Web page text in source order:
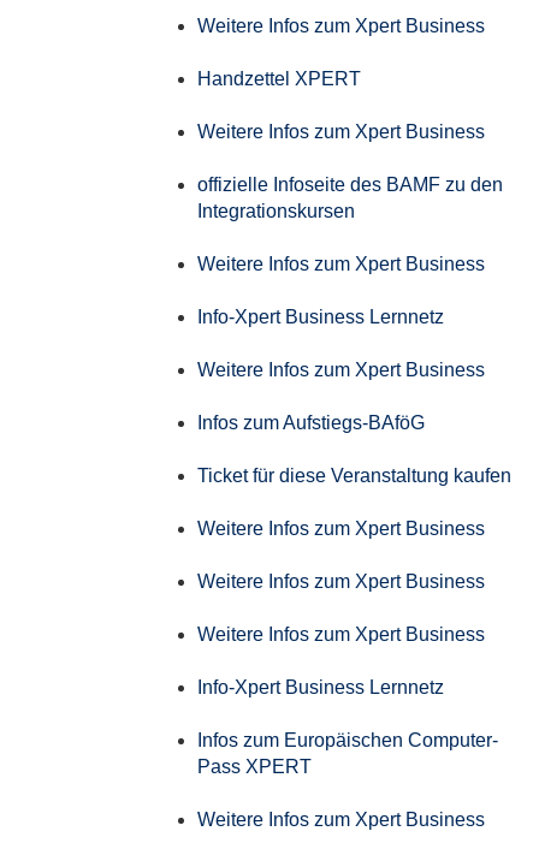
Weitere Infos zum Xpert Business
Handzettel XPERT
Weitere Infos zum Xpert Business
offizielle Infoseite des BAMF zu den
Integrationskursen
Weitere Infos zum Xpert Business
Info-Xpert Business Lernnetz
Weitere Infos zum Xpert Business
Infos zum Aufstiegs-BAföG
Ticket für diese Veranstaltung kaufen
Weitere Infos zum Xpert Business
Weitere Infos zum Xpert Business
Weitere Infos zum Xpert Business
Info-Xpert Business Lernnetz
Infos zum Europäischen Computer-
Pass XPERT
Weitere Infos zum Xpert Business